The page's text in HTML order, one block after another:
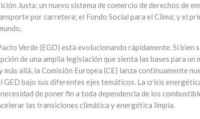
Justa; un nuevo sistema de comercio de derechos de
por carretera; el Fondo Social para el Clima; y el
Verde (EGD) está evolucionando rápidamente. Si bien
de una amplia legislación que sienta las bases para
allá, la Comisión Europea (CE) lanza continuamente
bajo sus diferentes ejes temáticos. La crisis
de poner fin a toda dependencia de los
las transiciones climática y energética limpia.